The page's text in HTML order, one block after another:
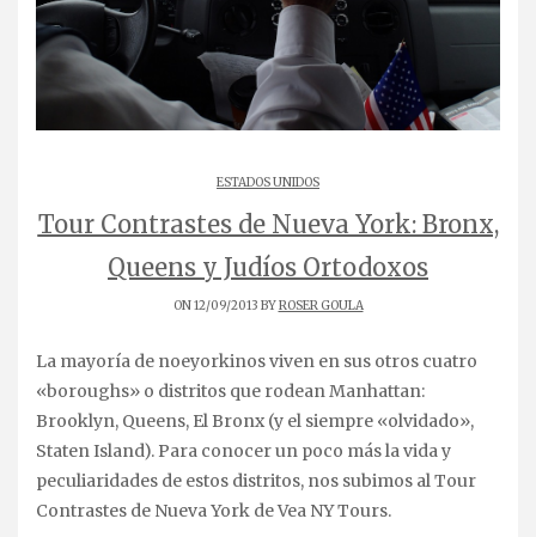
ESTADOS UNIDOS
Tour Contrastes de Nueva York: Bronx,
Queens y Judíos Ortodoxos
ON 12/09/2013 BYROSER GOULA
La mayoría de noeyorkinos viven en sus otros cuatro
«boroughs» o distritos que rodean Manhattan:
Brooklyn, Queens, El Bronx (y el siempre «olvidado»,
Staten Island). Para conocer un poco más la vida y
peculiaridades de estos distritos, nos subimos al Tour
Contrastes de Nueva York de Vea NY Tours.